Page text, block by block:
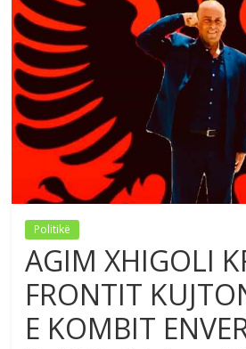
Politikë
AGIM XHIGOLI
FRONTIT
E KOMBIT